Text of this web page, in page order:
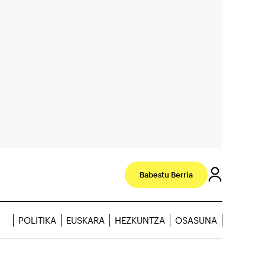
Babestu Berria
POLITIKA EUSKARA HEZKUNTZA OSASUNA